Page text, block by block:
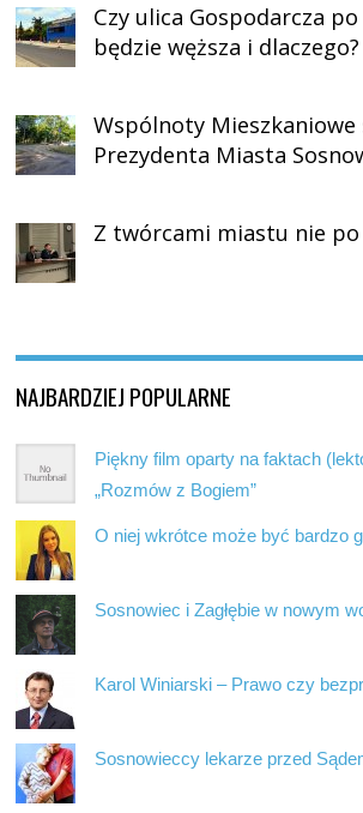
Czy ulica Gospodarcza
będzie węższa i dlaczego?
Wspólnoty Mieszkaniowe
Prezydenta Miasta
Z twórcami miastu nie
NAJBARDZIEJ POPULARNE
Piękny film oparty na faktach
„Rozmów z Bogiem”
O niej wkrótce może być bardzo
Sosnowiec i Zagłębie w nowym
Karol Winiarski – Prawo czy
Sosnowieccy lekarze przed